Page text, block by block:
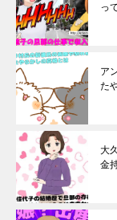
っ
ア
た
大
金